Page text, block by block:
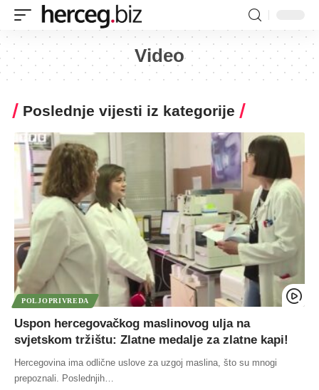
Video
Poslednje vijesti iz kategorije
POLJOPRIVREDA
Uspon hercegovačkog maslinovog ulja na
svjetskom tržištu: Zlatne medalje za zlatne kapi!
Hercegovina ima odlične uslove za uzgoj maslina, što su mnogi
prepoznali. Poslednjih